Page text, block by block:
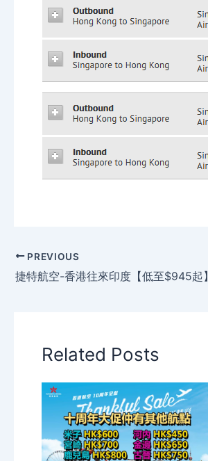
PREVIOUS
捷特航空-香港往來印度【低至$945起】
Related Posts